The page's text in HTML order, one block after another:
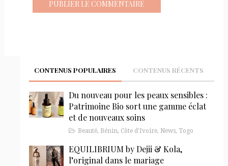
CONTENUS POPULAIRES CONTENUS RÉCENTS
Du nouveau pour les peaux sensibles :
Patrimoine Bio sort une gamme éclat
et de nouveaux soins
Beauté, Bénin, Côte d'Ivoire, News, Togo
EQUILIBRIUM by Dejii & Kola,
l’original dans le mariage